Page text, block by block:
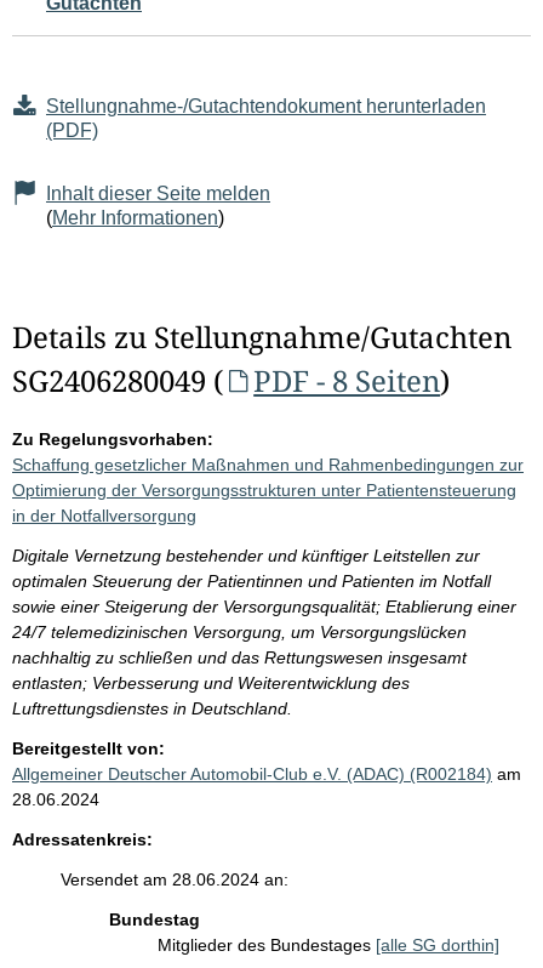
Stellungnahme-/Gutachtendokument herunterladen
(PDF)
Inhalt dieser Seite melden
(Mehr Informationen)
Details zu Stellungnahme/Gutachten
SG2406280049 (
PDF - 8 Seiten)
Zu Regelungsvorhaben:
Schaffung gesetzlicher Maßnahmen und Rahmenbedingungen zur
Optimierung der Versorgungsstrukturen unter Patientensteuerung
in der Notfallversorgung
Digitale Vernetzung bestehender und künftiger Leitstellen zur
optimalen Steuerung der Patientinnen und Patienten im Notfall
sowie einer Steigerung der Versorgungsqualität; Etablierung einer
24/7 telemedizinischen Versorgung, um Versorgungslücken
nachhaltig zu schließen und das Rettungswesen insgesamt
entlasten; Verbesserung und Weiterentwicklung des
Luftrettungsdienstes in Deutschland.
Bereitgestellt von:
Allgemeiner Deutscher Automobil-Club e.V. (ADAC) (R002184) am
28.06.2024
Adressatenkreis:
Versendet am 28.06.2024 an:
Bundestag
Mitglieder des Bundestages [alle SG dorthin]